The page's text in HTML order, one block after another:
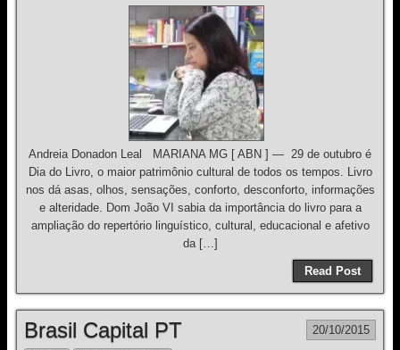
Andreia Donadon Leal MARIANA MG [ ABN ] — 29 de outubro é
Dia do Livro, o maior patrimônio cultural de todos os tempos. Livro
nos dá asas, olhos, sensações, conforto, desconforto, informações
e alteridade. Dom João VI sabia da importância do livro para a
ampliação do repertório linguístico, cultural, educacional e afetivo
da […]
Read Post
Brasil Capital PT 20/10/2015